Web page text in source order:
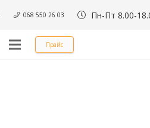
068 550 26 03 Пн-Пт 8.00-
Прайс